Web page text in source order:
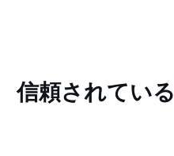
信頼されている